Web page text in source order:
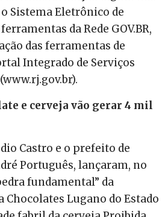
Sistema Eletrônico de
da Rede GOV.BR,
das ferramentas de
Integrado de Serviços
e cerveja vão gerar 4 mil
Castro e o prefeito de
Português, lançaram, no
fundamental” da
Lugano do Estado